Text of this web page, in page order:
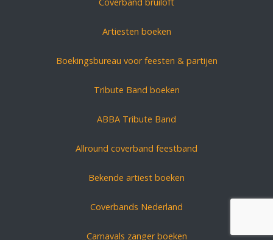
Artiesten boeken
Boekingsbureau voor feesten & partijen
Tribute Band boeken
ABBA Tribute Band
Allround coverband feestband
Bekende artiest boeken
Coverbands Nederland
Carnavals zanger boeken